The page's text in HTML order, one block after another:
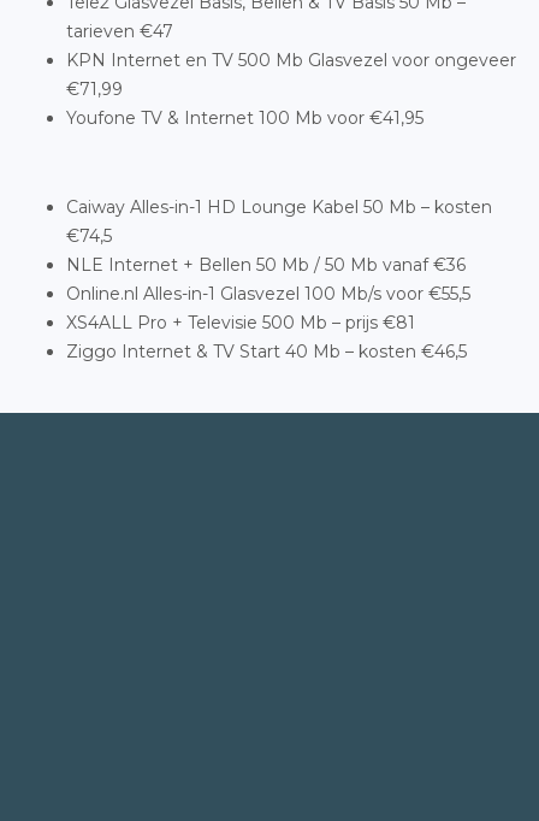
tarieven €47
KPN Internet en TV 500 Mb Glasvezel voor ongeveer
€71,99
Youfone TV & Internet 100 Mb voor €41,95
Caiway Alles-in-1 HD Lounge Kabel 50 Mb – kosten
€74,5
NLE Internet + Bellen 50 Mb / 50 Mb vanaf €36
Online.nl Alles-in-1 Glasvezel 100 Mb/s voor €55,5
XS4ALL Pro + Televisie 500 Mb – prijs €81
Ziggo Internet & TV Start 40 Mb – kosten €46,5